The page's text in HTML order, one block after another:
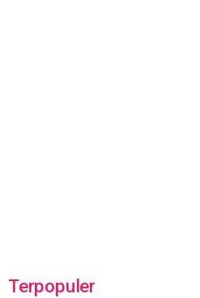
Terpopuler